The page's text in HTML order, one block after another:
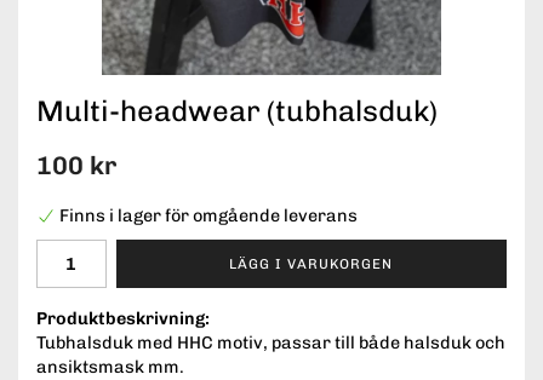
Multi-headwear (tubhalsduk)
100 kr
Finns i lager för omgående leverans
LÄGG I VARUKORGEN
Produktbeskrivning:
Tubhalsduk med HHC motiv, passar till både halsduk och
ansiktsmask mm.